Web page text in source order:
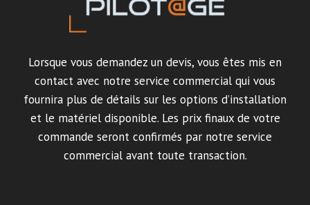
Lorsque vous demandez un devis, vous êtes mis en
contact avec notre service commercial qui vous
fournira plus de détails sur les options d’installation
et le matériel disponible. Les prix finaux de votre
commande seront confirmés par notre service
commercial avant toute transaction.